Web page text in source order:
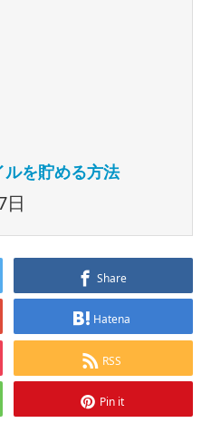
ルを貯める方法
日
Share
Hatena
RSS
Pin it